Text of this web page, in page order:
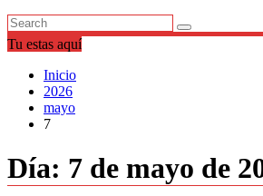
Tu estas aquí
Inicio
2026
mayo
7
Día: 7 de mayo de